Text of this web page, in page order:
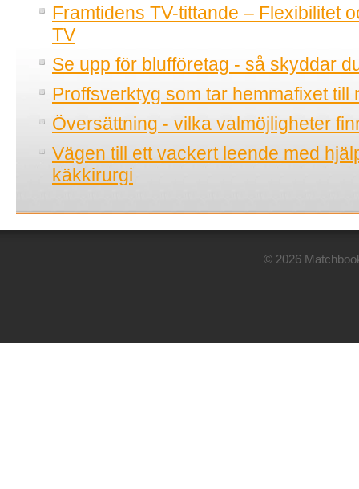
Framtidens TV-tittande – Flexibilitet
TV
Se upp för blufföretag - så skyddar
Proffsverktyg som tar hemmafixet till
Översättning - vilka valmöjligheter
Vägen till ett vackert leende med
käkkirurgi
© 2026